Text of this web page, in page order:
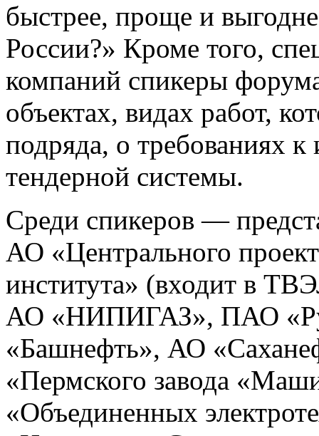
быстрее, проще и
России?» Кроме того,
компаний спикеры
объектах, видах работ,
подряда, о требованиях к
тендерной системы.
Среди спикеров —
АО «Центрального
института» (входит в
АО «НИПИГАЗ», ПАО
«Башнефть», АО
«Пермского завода
«Объединенных